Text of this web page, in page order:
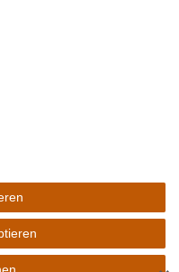
**Gilt für Lieferungen
Länder entnehmen Sie bitte der
den ausgewiesenen Versandkosten
für Deutschland, diese ändern sich je
| Alle Rechte vorbehalten.